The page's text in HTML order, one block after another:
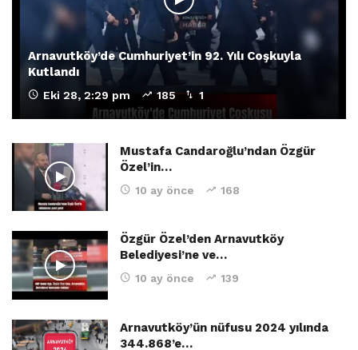
Arnavutköy’de Cumhuriyet’in 92. Yılı Coşkuyla
Kutlandı
Eki 28, 2:29 pm 185 1
Mustafa Candaroğlu’ndan Özgür
Özel’in…
10 ay önce 168
Özgür Özel’den Arnavutköy
Belediyesi’ne ve…
10 ay önce 139
Arnavutköy’ün nüfusu 2024 yılında
344.868’e…